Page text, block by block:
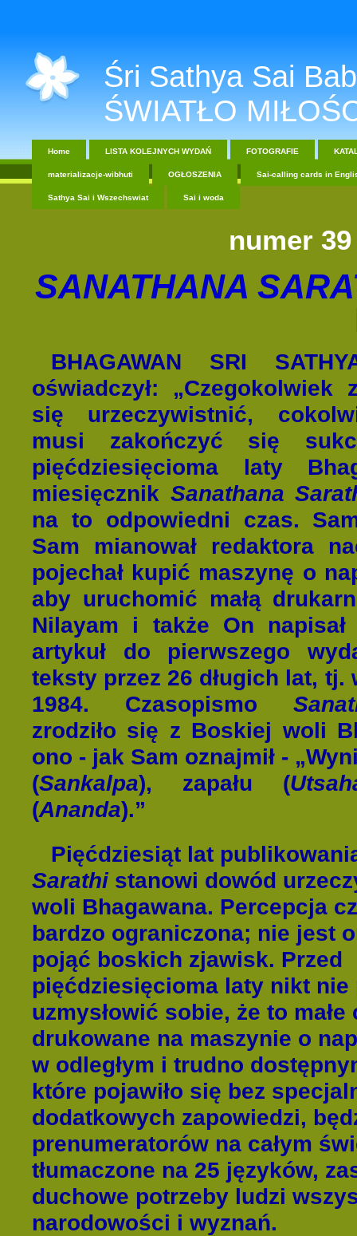
Śri Sathya Sai
ŚWIATŁO
Home LISTA KOLEJNYCH WYDAŃ FOTOGRAFIE
materializacje-wibhuti OGŁOSZENIA Sai-calling cards in
Sathya Sai i Wszechswiat Sai i woda
numer
SANATHANA
BHAGAWAN SRI
oświadczył: „Czegokolwiek
się urzeczywistnić,
musi zakończyć się
pięćdziesięcioma laty
miesięcznik Sanathana
na to odpowiedni czas.
Sam mianował redaktora
pojechał kupić maszynę o
aby uruchomić małą
Nilayam i także On
artykuł do pierwszego
teksty przez 26 długich lat, tj.
1984. Czasopismo
zrodziło się z Boskiej woli
ono - jak Sam oznajmił -
(Sankalpa), zapału (Uts
(Ananda).”
Pięćdziesiąt lat
Sarathistanowi dowód
woli Bhagawana. Percepcja
bardzo ograniczona; nie jest
pojąć boskich zjawisk. Przed
pięćdziesięcioma laty nikt nie
uzmysłowić sobie, że to
drukowane na maszynie o
w odległym i trudno
które pojawiło się bez
dodatkowych zapowiedzi,
prenumeratorów na całym
tłumaczone na 25 języków,
duchowe potrzeby ludzi
narodowości i wyznań.